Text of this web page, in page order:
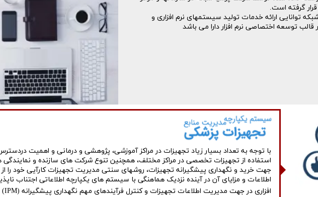
گرفته است.
توانایی ارائه خدمات تولید سیستمهای نرم افزاری و
قالب توسعه اختصاصی نرم افزار دارا می باشد
با توجه به تعداد بسیار زیاد تجهیزات در مراکز آموزشی، پژوهشی و درمانی و اهمیت
استفاده از تجهیزات تخصصی در مراکز مختلف، همچنین تنوع شرکت های سازنده و
جهت خرید و نگهداری پیشگیرانه تجهیزات، روشهای سنتی مدیریت تجهیزات کارآیی خود را
افزاری در جهت مدیریت اطلاعات تجهیزات و کنترل فرآیندهای مهم نگهداری پیشگیرانه (IPM) و کالیبراسیون طراحی و پیاده سازی شده است. ​​​​​​​